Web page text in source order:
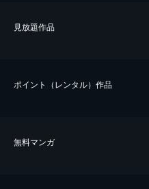
⾒放題作品
ポイント（レンタル）作品
無料マンガ